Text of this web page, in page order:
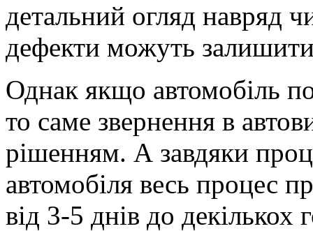
детальний огляд навряд
дефекти можуть
Однак якщо автомобіль
то саме звернення в
рішенням. А завдяки
автомобіля весь процес
від 3-5 днів до декількох